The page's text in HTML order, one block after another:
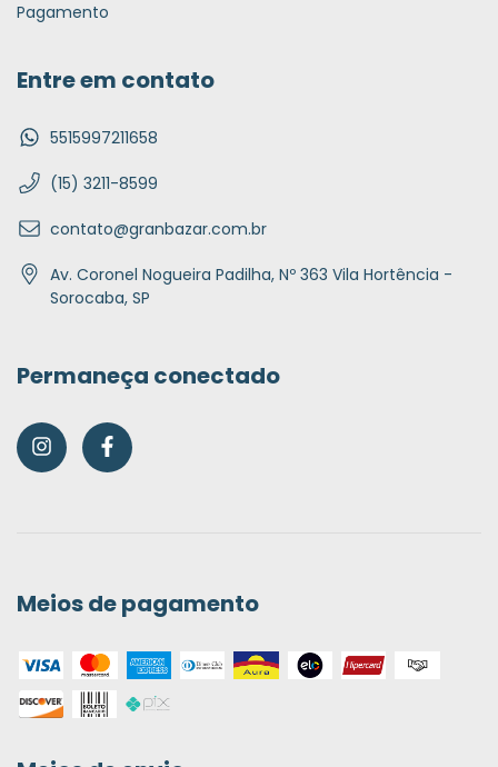
Pagamento
Entre em contato
5515997211658
(15) 3211-8599
contato@granbazar.com.br
Av. Coronel Nogueira Padilha, Nº 363 Vila Hortência -
Sorocaba, SP
Permaneça conectado
Meios de pagamento